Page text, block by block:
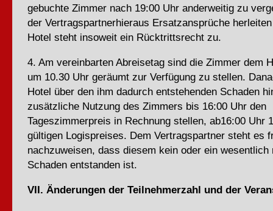
gebuchte Zimmer nach 19:00 Uhr anderweitig zu
der Vertragspartnerhieraus Ersatzansprüche
Hotel steht insoweit ein Rücktrittsrecht zu.
4. Am vereinbarten Abreisetag sind die Zimmer dem
um 10.30 Uhr geräumt zur Verfügung zu stellen.
Hotel über den ihm dadurch entstehenden Schaden
zusätzliche Nutzung des Zimmers bis 16:00 Uhr den
Tageszimmerpreis in Rechnung stellen, ab16:00 Uhr
gültigen Logispreises. Dem Vertragspartner steht es
nachzuweisen, dass diesem kein oder ein wesentlich
Schaden entstanden ist.
VII. Änderungen der Teilnehmerzahl und der